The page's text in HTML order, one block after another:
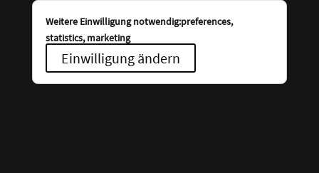
Weitere Einwilligung notwendig:preferences,
statistics, marketing
Einwilligung ändern